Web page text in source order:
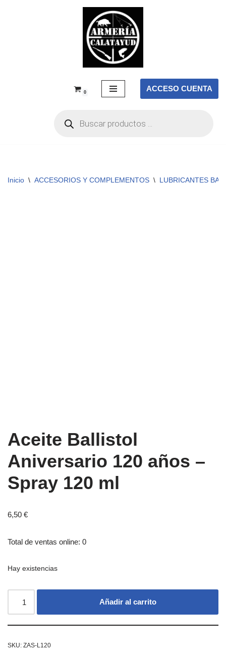
0 ACCESO CUENTA
Inicio \ ACCESORIOS Y COMPLEMENTOS \ LUBRICANTES
Aceite Ballistol
Aniversario 120 años –
Spray 120 ml
6,50 €
Total de ventas online: 0
Hay existencias
Añadir al carrito
SKU: ZAS-L120